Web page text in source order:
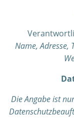
Name, Adresse,
Die Angabe ist